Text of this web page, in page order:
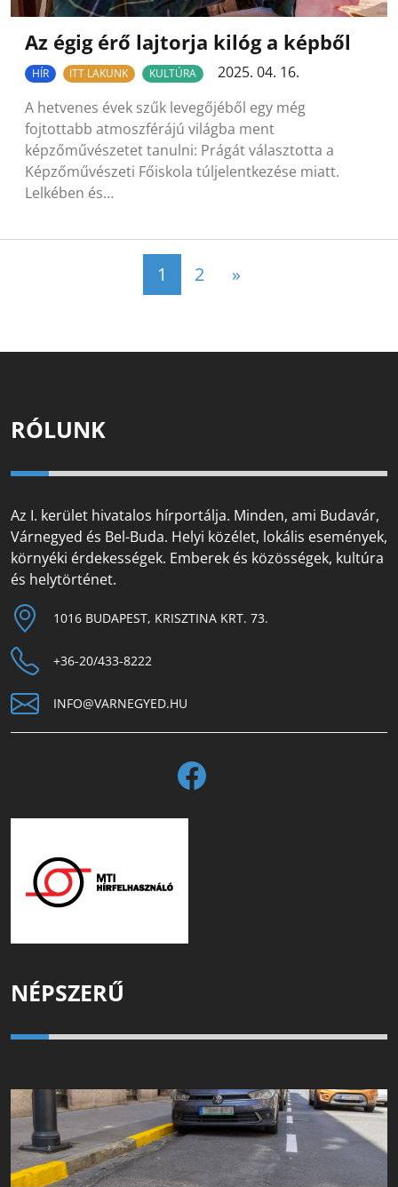
Az égig érő lajtorja kilóg a képből
HÍR ITT LAKUNK KULTÚRA
2025. 04. 16.
A hetvenes évek szűk levegőjéből egy még
fojtottabb atmoszférájú világba ment
képzőművészetet tanulni: Prágát választotta a
Képzőművészeti Főiskola túljelentkezése miatt.
Lelkében és…
Posts navigation
1 2 »
RÓLUNK
Az I. kerület hivatalos hírportálja. Minden, ami Budavár,
Várnegyed és Bel-Buda. Helyi közélet, lokális események,
környéki érdekességek. Emberek és közösségek, kultúra
és helytörténet.
1016 BUDAPEST, KRISZTINA KRT. 73.
+36-20/433-8222
INFO@VARNEGYED.HU
NÉPSZERŰ